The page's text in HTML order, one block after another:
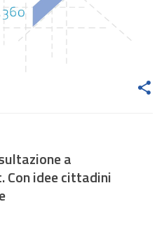
a
Con idee cittadini